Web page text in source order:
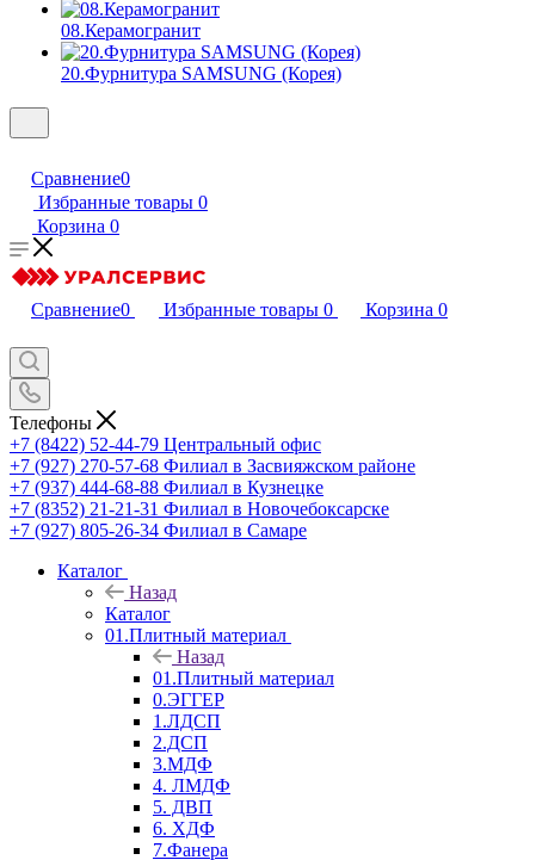
08.Керамогранит
20.Фурнитура SAMSUNG (Корея)
Сравнение0
Избранные товары 0
Корзина 0
Сравнение0 Избранные товары 0 Корзина 0
Телефоны
+7 (8422) 52-44-79 Центральный офис
+7 (927) 270-57-68 Филиал в Засвияжском районе
+7 (937) 444-68-88 Филиал в Кузнецке
+7 (8352) 21-21-31 Филиал в Новочебоксарске
+7 (927) 805-26-34 Филиал в Самаре
Каталог
Назад
Каталог
01.Плитный материал
Назад
01.Плитный материал
0.ЭГГЕР
1.ЛДСП
2.ДСП
3.МДФ
4. ЛМДФ
5. ДВП
6. ХДФ
7.Фанера